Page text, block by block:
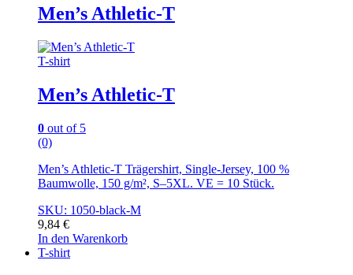
Men’s Athletic-T
T-shirt
Men’s Athletic-T
0 out of 5
(0)
Men’s Athletic-T Trägershirt, Single-Jersey, 100 %
Baumwolle, 150 g/m², S–5XL. VE = 10 Stück.
SKU: 1050-black-M
9,84 €
In den Warenkorb
T-shirt